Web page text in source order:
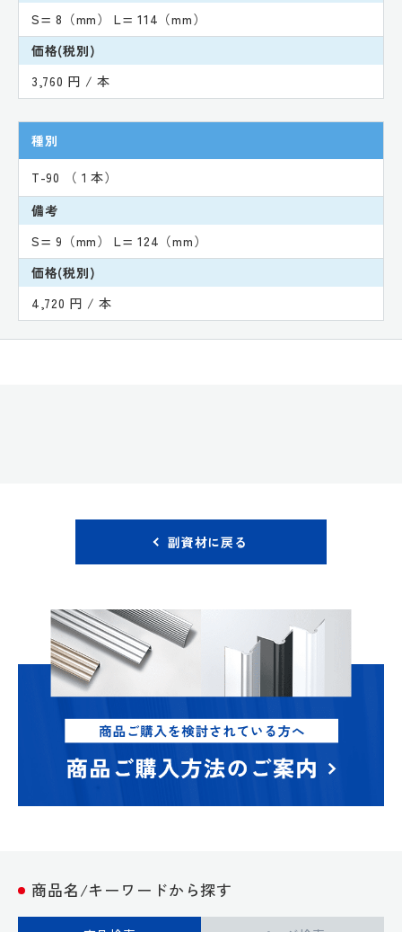
S= 8（mm） L= 114（mm）
価格(税別)
3,760 円 / 本
種別
T-90 （１本）
備考
S= 9（mm） L= 124（mm）
価格(税別)
4,720 円 / 本
副資材に戻る
商品名/キーワードから探す